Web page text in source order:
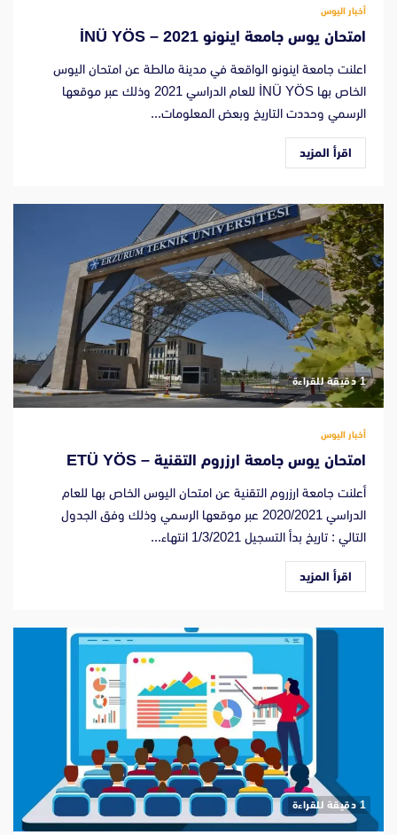
أخبار اليوس
امتحان يوس جامعة اينونو 2021 – İNÜ YÖS
اعلنت جامعة اينونو الواقعة في مدينة مالطة عن امتحان اليوس
الخاص بها İNÜ YÖS للعام الدراسي 2021 وذلك عبر موقعها
الرسمي وحددت التاريخ وبعض المعلومات...
اقرأ المزيد
‫1 دقيقة للقراءة
أخبار اليوس
امتحان يوس جامعة ارزروم التقنية – ETÜ YÖS
أعلنت جامعة ارزروم التقنية عن امتحان اليوس الخاص بها للعام
الدراسي 2020/2021 عبر موقعها الرسمي وذلك وفق الجدول
التالي : تاريخ بدأ التسجيل 1/3/2021 انتهاء...
اقرأ المزيد
‫1 دقيقة للقراءة